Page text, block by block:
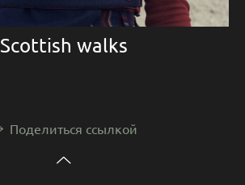
Scottish walks
Поделиться ссылкой